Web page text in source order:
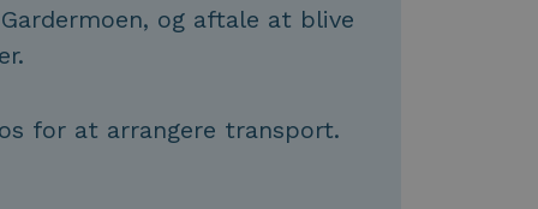
og aftale at blive
for at arrangere transport.